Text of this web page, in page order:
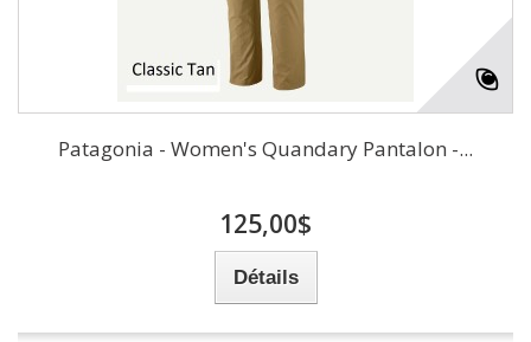
Patagonia - Women's Quandary Pantalon -...
125,00$
Détails